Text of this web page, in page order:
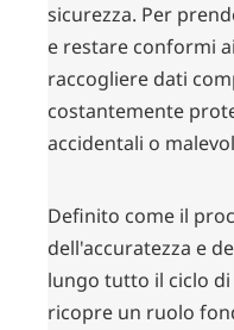
sicurezza. Per
e restare conformi
raccogliere dati
costantemente
accidentali o
Definito come il
dell'accuratezza e
lungo tutto il ciclo
ricopre un ruolo